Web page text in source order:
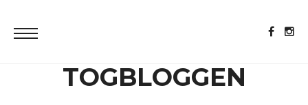
TOGBLOGGEN